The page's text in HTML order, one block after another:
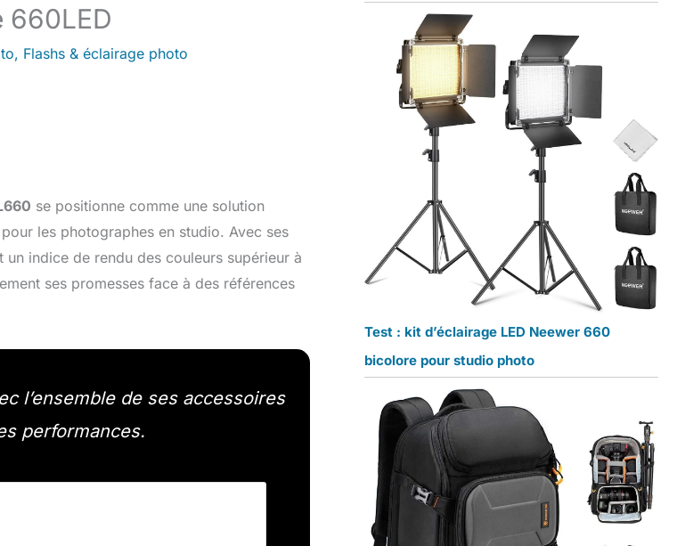
660LED
, Flashs & éclairage photo
se positionne comme une solution
les photographes en studio. Avec ses
indice de rendu des couleurs supérieur à
ses promesses face à des références
l’ensemble de ses accessoires
performances.
Test : kit d’éclairage LED Neewer 660
bicolore pour studio photo